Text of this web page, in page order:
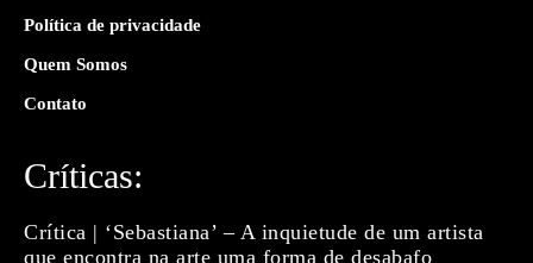
Política de privacidade
Quem Somos
Contato
Críticas:
Crítica | ‘Sebastiana’ – A inquietude de um artista
que encontra na arte uma forma de desabafo